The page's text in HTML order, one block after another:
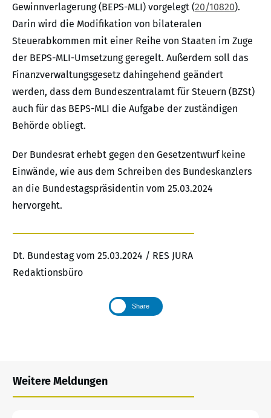
Gewinnverlagerung (BEPS-MLI) vorgelegt (20/10820).
Darin wird die Modifikation von bilateralen
Steuerabkommen mit einer Reihe von Staaten im Zuge
der BEPS-MLI-Umsetzung geregelt. Außerdem soll das
Finanzverwaltungsgesetz dahingehend geändert
werden, dass dem Bundeszentralamt für Steuern (BZSt)
auch für das BEPS-MLI die Aufgabe der zuständigen
Behörde obliegt.
Der Bundesrat erhebt gegen den Gesetzentwurf keine
Einwände, wie aus dem Schreiben des Bundeskanzlers
an die Bundestagspräsidentin vom 25.03.2024
hervorgeht.
Dt. Bundestag vom 25.03.2024 / RES JURA
Redaktionsbüro
Share
Weitere Meldungen